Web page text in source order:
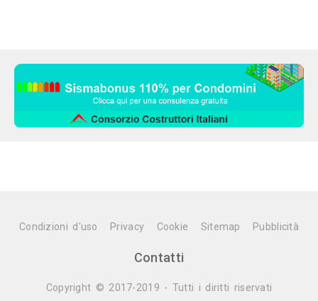
Condizioni d'uso Privacy Cookie Sitemap Pubblicità
Contatti
Copyright © 2017-2019 - Tutti i diritti riservati